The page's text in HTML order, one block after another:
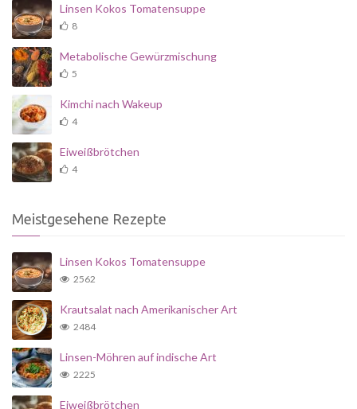
Linsen Kokos Tomatensuppe
8
Metabolische Gewürzmischung
5
Kimchi nach Wakeup
4
Eiweißbrötchen
4
Meistgesehene Rezepte
Linsen Kokos Tomatensuppe
2562
Krautsalat nach Amerikanischer Art
2484
Linsen-Möhren auf indische Art
2225
Eiweißbrötchen